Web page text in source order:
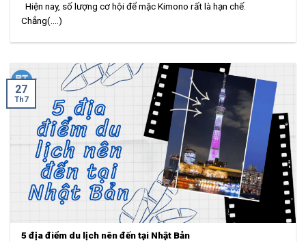
Hiện nay, số lượng cơ hội để mặc Kimono rất là hạn chế.
Chẳng(....)
5 địa điểm du lịch nên đến tại Nhật Bản
27
Th7